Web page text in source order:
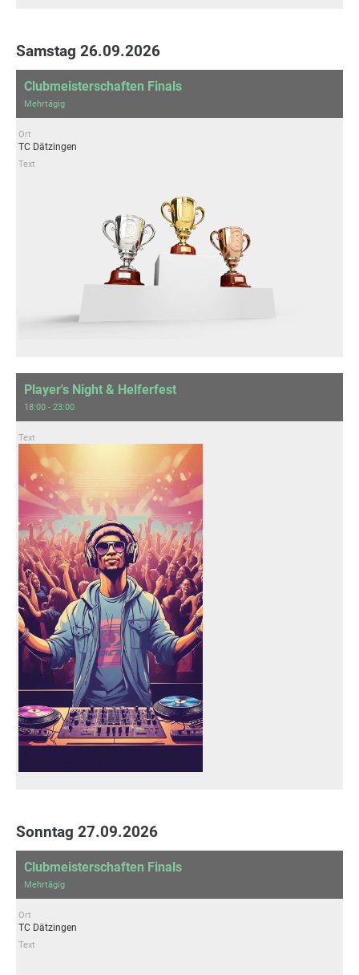
Samstag 26.09.2026
Clubmeisterschaften Finals
Mehrtägig
Ort
TC Dätzingen
Text
Player's Night & Helferfest
18:00 - 23:00
Text
Sonntag 27.09.2026
Clubmeisterschaften Finals
Mehrtägig
Ort
TC Dätzingen
Text